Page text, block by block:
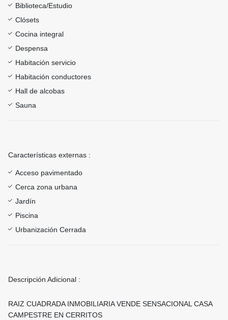
Biblioteca/Estudio
Clósets
Cocina integral
Despensa
Habitación servicio
Habitación conductores
Hall de alcobas
Sauna
Características externas :
Acceso pavimentado
Cerca zona urbana
Jardín
Piscina
Urbanización Cerrada
Descripción Adicional :
RAIZ CUADRADA INMOBILIARIA VENDE SENSACIONAL CASA
CAMPESTRE EN CERRITOS